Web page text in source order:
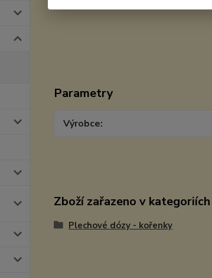
Parametry
Výrobce
Zboží zařazeno v kategoriích
Plechové dózy - kořenky